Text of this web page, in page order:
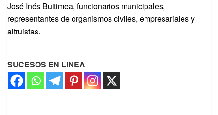
José Inés Buitimea, funcionarios municipales,
representantes de organismos civiles, empresariales y
altruistas.
SUCESOS EN LINEA